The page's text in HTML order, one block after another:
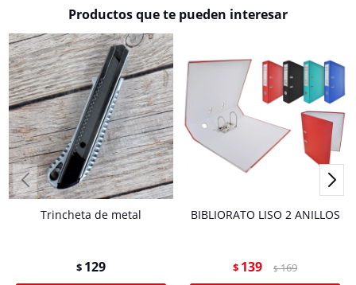
Productos que te pueden interesar
Trincheta de metal
$ 129
BIBLIORATO LISO 2 ANILLOS
$ 139 $ 169